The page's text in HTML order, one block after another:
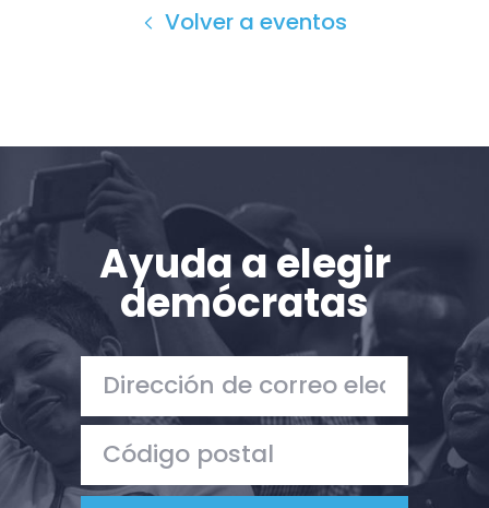
Pulse
Volver a eventos
Ayuda a elegir
demócratas